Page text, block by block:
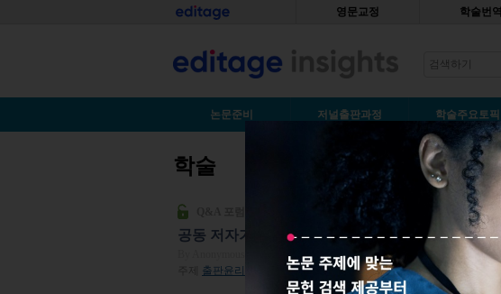
홈 영문교정 학술번역
논문준비 저널출판과정 학술주요토픽
You are here
학술
공동 저자가 될 수 있는 자격은 무엇인가요?
| 2014년 04월 08일
출판윤리 | 조회수 56,924